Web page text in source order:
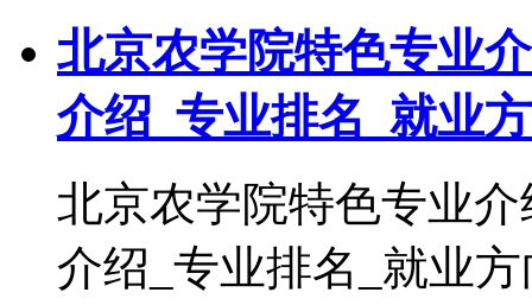
北京农学院特色专业
介绍_专业排名_就业
北京农学院特色专业
介绍_专业排名_就